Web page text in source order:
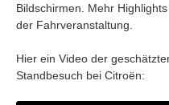
Bildschirmen. Mehr
der Fahrveranstaltung.
Hier ein Video der
Standbesuch bei Citroën: